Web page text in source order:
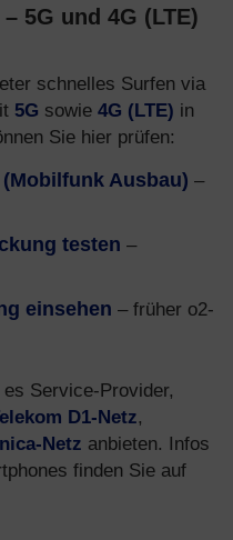
– 5G und 4G (LTE)
schnelles Surfen via
5G sowie 4G (LTE) in
Sie hier prüfen:
Ausbau) –
testen –
einsehen – früher o2-
Service-Provider,
D1-Netz,
Netz anbieten. Infos
finden Sie auf